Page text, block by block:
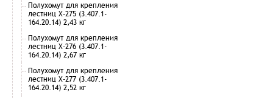
Полухомут для крепления
лестниц Х-275 (3.407.1-
164.20.14) 2,43 кг
Полухомут для крепления
лестниц Х-276 (3.407.1-
164.20.14) 2,67 кг
Полухомут для крепления
лестниц Х-277 (3.407.1-
164.20.14) 2,52 кг